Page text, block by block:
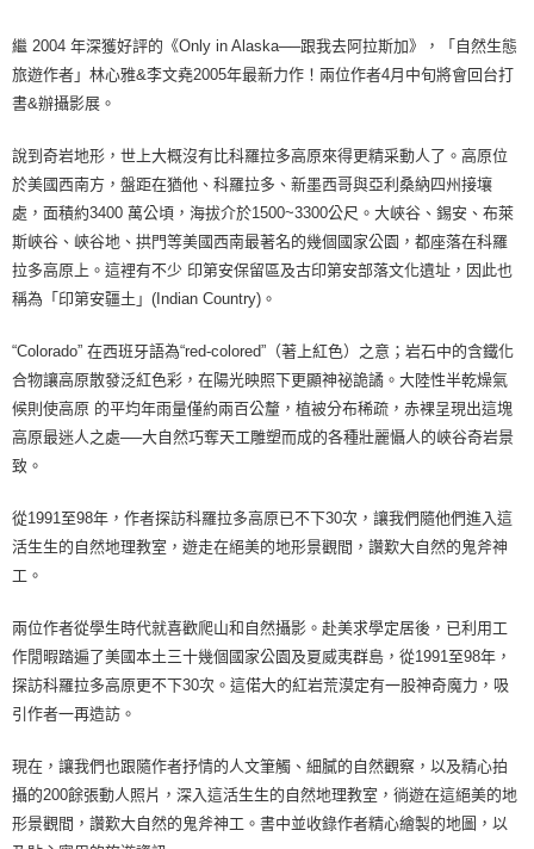
繼 2004 年深獲好評的《Only in Alaska──跟我去阿拉斯加》，「自然生態
旅遊作者」林心雅&李文堯2005年最新力作！兩位作者4月中旬將會回台打
書&辦攝影展。
說到奇岩地形，世上大概沒有比科羅拉多高原來得更精采動人了。高原位
於美國西南方，盤距在猶他、科羅拉多、新墨西哥與亞利桑納四州接壤
處，面積約3400 萬公頃，海拔介於1500~3300公尺。大峽谷、錫安、布萊
斯峽谷、峽谷地、拱門等美國西南最著名的幾個國家公園，都座落在科羅
拉多高原上。這裡有不少 印第安保留區及古印第安部落文化遺址，因此也
稱為「印第安疆土」(Indian Country)。
“Colorado” 在西班牙語為“red-colored”（著上紅色）之意；岩石中的含鐵化
合物讓高原散發泛紅色彩，在陽光映照下更顯神祕詭譎。大陸性半乾燥氣
候則使高原 的平均年雨量僅約兩百公釐，植被分布稀疏，赤裸呈現出這塊
高原最迷人之處──大自然巧奪天工雕塑而成的各種壯麗懾人的峽谷奇岩景
致。
從1991至98年，作者探訪科羅拉多高原已不下30次，讓我們隨他們進入這
活生生的自然地理教室，遊走在絕美的地形景觀間，讚歎大自然的鬼斧神
工。
兩位作者從學生時代就喜歡爬山和自然攝影。赴美求學定居後，已利用工
作閒暇踏遍了美國本土三十幾個國家公園及夏威夷群島，從1991至98年，
探訪科羅拉多高原更不下30次。這偌大的紅岩荒漠定有一股神奇魔力，吸
引作者一再造訪。
現在，讓我們也跟隨作者抒情的人文筆觸、細膩的自然觀察，以及精心拍
攝的200餘張動人照片，深入這活生生的自然地理教室，徜遊在這絕美的地
形景觀間，讚歎大自然的鬼斧神工。書中並收錄作者精心繪製的地圖，以